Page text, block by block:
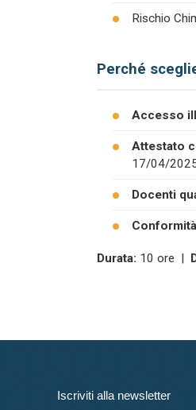
Rischio
Perché
Accesso
Attestato
17/04/
Docenti
Durata: 10 ore |
Iscriviti alla newsletter